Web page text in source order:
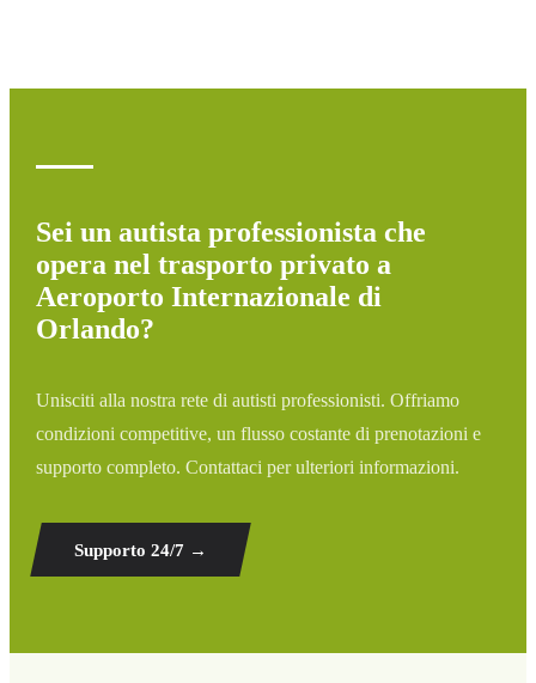
Sei un autista professionista che
opera nel trasporto privato a
Aeroporto Internazionale di
Orlando?
Unisciti alla nostra rete di autisti professionisti. Offriamo
condizioni competitive, un flusso costante di prenotazioni e
supporto completo. Contattaci per ulteriori informazioni.
Supporto 24/7 →